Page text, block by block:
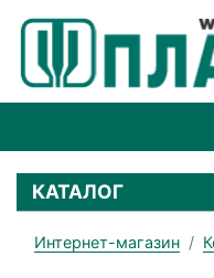
КАТАЛОГ
Интернет-магазин